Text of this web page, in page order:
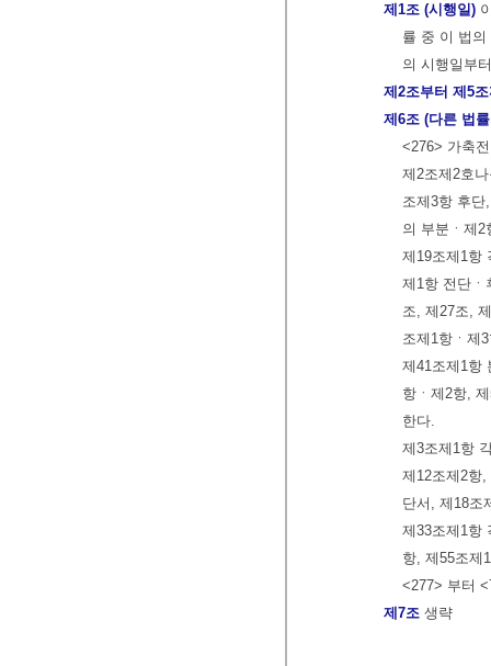
제1조 (시행일)
률 중 이 법
의 시행일부
제2조부터 제5
제6조 (다른 법
<276> 가축
제2조제2호
조제3항 후
의 부분ㆍ제2
제19조제1항
제1항 전단ㆍ
조, 제27조,
조제1항ㆍ제
제41조제1항
항ㆍ제2항,
한다.
제3조제1항
제12조제2항
단서, 제18조
제33조제1항
항, 제55조제
<277> 부터
제7조 생략